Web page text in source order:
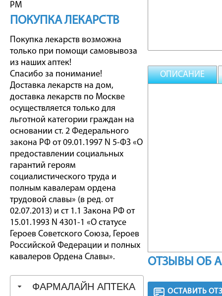
PM
ПОКУПКА ЛЕКАРСТВ
Покупка лекарств возможна
только при помощи самовывоза
из наших аптек!
Спасибо за понимание!
Доставка лекарств на дом,
доставка лекарств по Москве
осуществляется только для
льготной категории граждан на
основании ст. 2 Федерального
закона РФ от 09.01.1997 N 5-ФЗ «О
предоставлении социальных
гарантий героям
социалистического труда и
полным кавалерам ордена
трудовой славы» (в ред. от
02.07.2013) и ст 1.1 Закона РФ от
15.01.1993 N 4301-1 «О статусе
Героев Советского Союза, Героев
Российской Федерации и полных
кавалеров Ордена Славы».
ФАРМАЛАЙН АПТЕКА
ОПИСАНИЕ
ОТЗЫВЫ ОБ
ОСТАВИТЬ